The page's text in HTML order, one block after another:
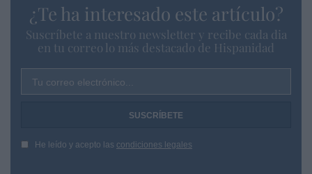
¿Te ha interesado este artículo?
Suscríbete a nuestro newsletter y recibe cada dia
en tu correo lo más destacado de Hispanidad
Tu correo electrónico...
He leído y acepto las condiciones legales